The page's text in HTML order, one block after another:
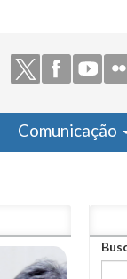
Comunicação